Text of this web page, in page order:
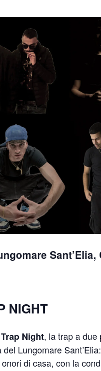
Sant’Elia,
NIGHT
Night, la trap a due
Lungomare
di casa, con la